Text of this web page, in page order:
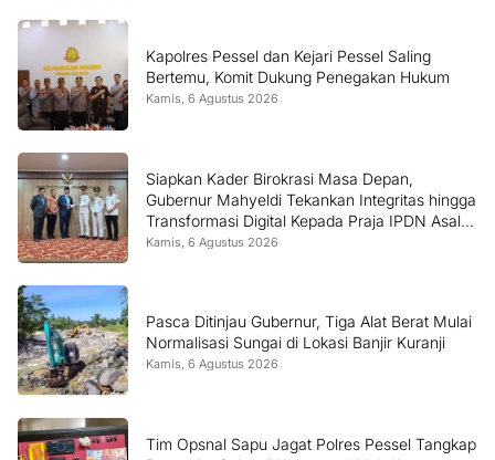
Kapolres Pessel dan Kejari Pessel Saling
Bertemu, Komit Dukung Penegakan Hukum
Kamis, 6 Agustus 2026
Siapkan Kader Birokrasi Masa Depan,
Gubernur Mahyeldi Tekankan Integritas hingga
Transformasi Digital Kepada Praja IPDN Asal
Sumbar
Kamis, 6 Agustus 2026
Pasca Ditinjau Gubernur, Tiga Alat Berat Mulai
Normalisasi Sungai di Lokasi Banjir Kuranji
Kamis, 6 Agustus 2026
Tim Opsnal Sapu Jagat Polres Pessel Tangkap